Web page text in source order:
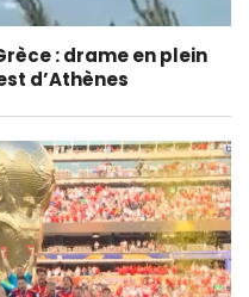
: drame en plein
d’Athènes